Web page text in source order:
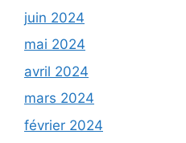
juin 2024
mai 2024
avril 2024
mars 2024
février 2024